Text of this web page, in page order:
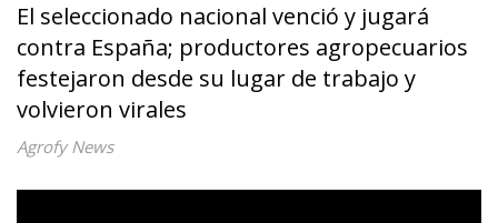
El seleccionado nacional venció y jugará
contra España; productores agropecuarios
festejaron desde su lugar de trabajo y
volvieron virales
Agrofy News